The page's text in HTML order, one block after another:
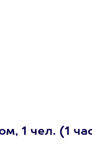
1 чел. (1